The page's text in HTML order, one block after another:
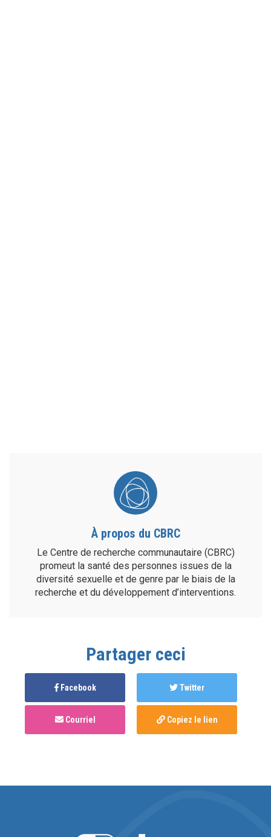
À propos du CBRC
Le Centre de recherche communautaire (CBRC)
promeut la santé des personnes issues de la
diversité sexuelle et de genre par le biais de la
recherche et du développement d’interventions.
Partager ceci
Facebook Twitter
Courriel Copiez le lien